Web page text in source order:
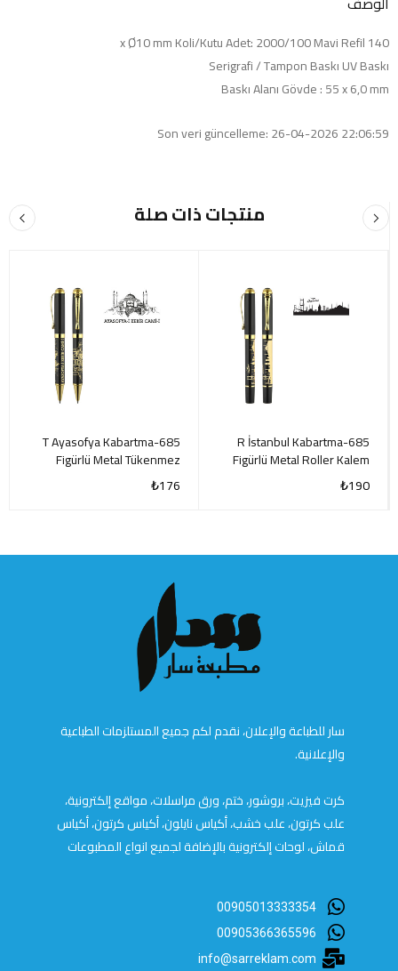
140 x Ø10 mm Koli/Kutu Adet: 2000/100 Mavi Refil
Serigrafi / Tampon Baskı UV Baskı
Baskı Alanı Gövde : 55 x 6,0 mm
Son veri güncelleme: 26-04-2026 22:06:59
منتجات ذات صلة
685-R İstanbul Kabartma
Figürlü Metal Roller Kalem
₺190
685-T Ayasofya Kabartma
Figürlü Metal Tükenmez
Kalem
₺176
سار للطباعة والإعلان، نقدم لكم جميع المستلزمات الطباعية
والإعلانية.
كرت فيزيت، بروشور، ختم، ورق مراسلات، مواقع إلكترونية،
علب كرتون، علب خشب، أكياس نايلون، أكياس كرتون، أكياس
قماش، لوحات إلكترونية بالإضافة لجميع انواع المطبوعات
00905013333354
00905366365596
info@sarreklam.com